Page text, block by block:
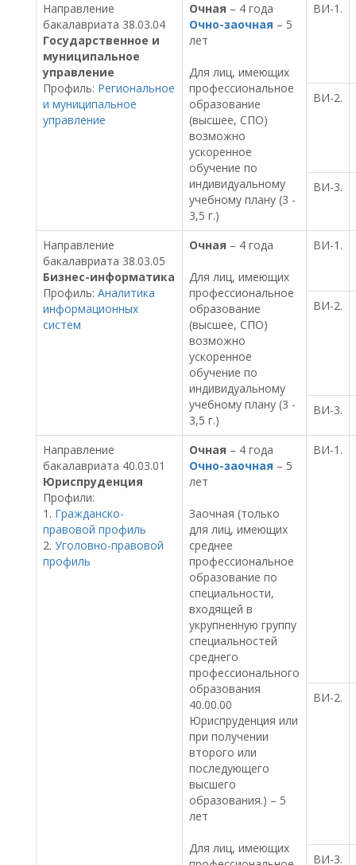
Направление
бакалавриата 38.03.04
Государственное и
муниципальное
управление
Профиль: Региональное
и муниципальное
управление
Очная – 4 года
Очно-заочная – 5
лет
Для лиц, имеющих
профессиональное
образование
(высшее, СПО)
возможно
ускоренное
обучение по
индивидуальному
учебному плану (3 -
3,5 г.)
ВИ-1.
ВИ-2.
ВИ-3.
Направление
бакалавриата 38.03.05
Бизнес-информатика
Профиль: Аналитика
информационных
систем
Очная – 4 года
Для лиц, имеющих
профессиональное
образование
(высшее, СПО)
возможно
ускоренное
обучение по
индивидуальному
учебному плану (3 -
3,5 г.)
ВИ-1.
ВИ-2.
ВИ-3.
Направление
бакалавриата 40.03.01
Юриспруденция
Профили:
1. Гражданско-
правовой профиль
2. Уголовно-правовой
профиль
Очная – 4 года
Очно-заочная – 5
лет
Заочная (только
для лиц, имеющих
среднее
профессиональное
образование по
специальности,
входящей в
укрупненную группу
специальностей
среднего
профессионального
образования
40.00.00
Юриспруденция или
при получении
второго или
последующего
высшего
образования.) – 5
лет
Для лиц, имеющих
ВИ-1.
ВИ-2.
ВИ-3.